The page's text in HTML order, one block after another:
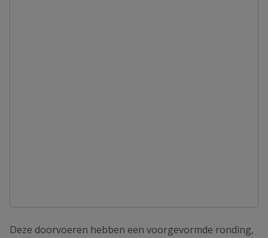
Deze doorvoeren hebben een voorgevormde ronding,